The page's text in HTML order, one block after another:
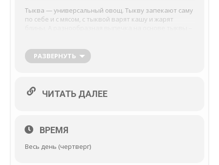
Тыква — универсальный овощ. Тыкву запекают саму
по себе и с мясом, с тыквой варят кашу и жарят
среди бескрайних песков.
РАЗВЕРНУТЬ
ЧИТАТЬ ДАЛЕЕ
ВРЕМЯ
Весь день (чертверг)